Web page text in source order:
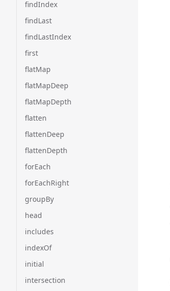
findIndex
findLast
findLastIndex
first
flatMap
flatMapDeep
flatMapDepth
flatten
flattenDeep
flattenDepth
forEach
forEachRight
groupBy
head
includes
indexOf
initial
intersection